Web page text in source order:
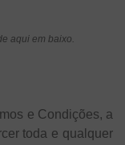
aqui em baixo.
e Condições, a
toda e qualquer